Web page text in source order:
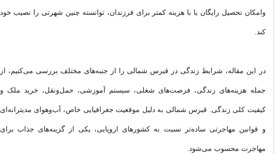
وامکان تحصیل رایگان یا با هزینه کمتر برای فرزندان، توانسته چنین شهرتی را نصیب خود
کند.
در این مقاله، شرایط زندگی در قبرس شمالی را از جنبه‌های مختلف بررسی می‌کنیم، از
جمله هزینه‌های زندگی، فرصت‌های شغلی، سیستم آموزشی، حمل‌ونقل، خرید ملک و
کیفیت کلی زندگی. قبرس شمالی به دلیل موقعیت جغرافیایی خاص، آب‌وهوای مدیترانه‌ای
و قوانین مهاجرتی ساده‌تر نسبت به کشورهای اروپایی، یکی از گزینه‌های جذاب برای
مهاجرت محسوب می‌شود.